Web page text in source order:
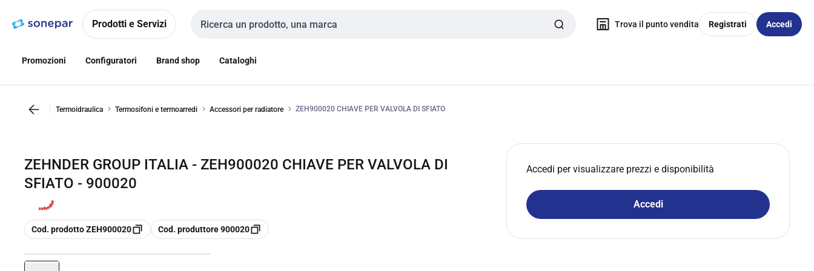
navigazionealla
Prodotti e Servizi
Cerca input
Trova il punto vendita Registrati Accedi
Promozioni Configuratori Brand shop Cataloghi
Termoidraulica Termosifoni e termoarredi Accessori per radiatore ZEH900020 CHIAVE PER VALVOLA DI SFIATO
ZEHNDER GROUP ITALIA - ZEH900020 CHIAVE PER VALVOLA DI
SFIATO - 900020
copia
Cod. prodotto ZEH900020 copia
Cod. produttore 900020
Accedi per visualizzare prezzi e disponibilità
Accedi